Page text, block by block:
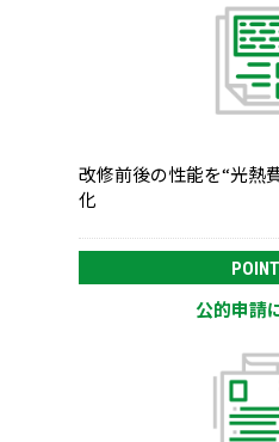
改修前後の性能を“光熱
化
POINT
公的申請